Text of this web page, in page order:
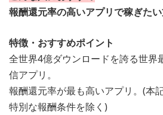
報酬還元率の高いアプリで稼ぎたい
特徴・おすすめポイント
全世界4億ダウンロードを誇る世界
信アプリ。
報酬還元率が最も高いアプリ。(本
特別な報酬条件を除く)